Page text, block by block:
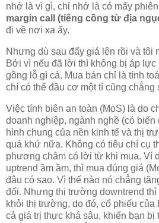
nhớ là vì gì, chỉ nhớ là có mấy
margin call (tiếng cồng từ địa
đi về nơi xa ấy.
Nhưng dù sau đấy giá lên rồi và tôi
Bởi vì nếu đã lời thì không bị áp lực
gồng lỗ gì cả. Mua bán chỉ là tính
chí có thể đầu cơ một tí cũng chẳng
Việc tính biên an toàn (MoS) là do
doanh nghiệp, ngành nghề (có biến
hình chung của nền kinh tế và thị
quá khứ nữa. Không có tiêu chí cụ
phương châm có lời từ khi mua. Ví
uptrend ầm ầm, thì mua đúng giá
đâu có sao. Vì thế nào nó chẳng
đối. Nhưng thị trường downtrend thì
khỏi thị trường, do đó, cổ phiếu
cả giá trị thực khá sâu, khiến bạn bị